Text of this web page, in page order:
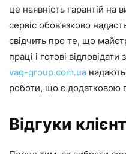
це наявність гарантій на
сервіс обов’язково
свідчить про те, що
праці і готові
vag-group.com.ua
роботи, що є додатковою
Відгуки